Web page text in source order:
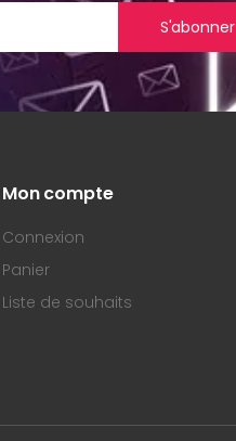
S'abonner
Mon compte
Connexion
Panier
Liste de souhaits